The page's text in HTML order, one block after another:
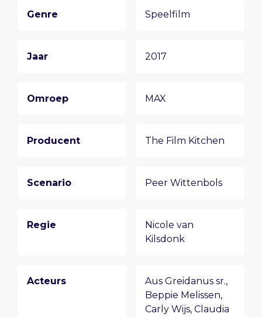
Genre Speelfilm
Jaar 2017
Omroep MAX
Producent The Film Kitchen
Scenario Peer Wittenbols
Regie
Nicole van
Kilsdonk
Acteurs Aus Greidanus sr.,
Beppie Melissen,
Carly Wijs, Claudia